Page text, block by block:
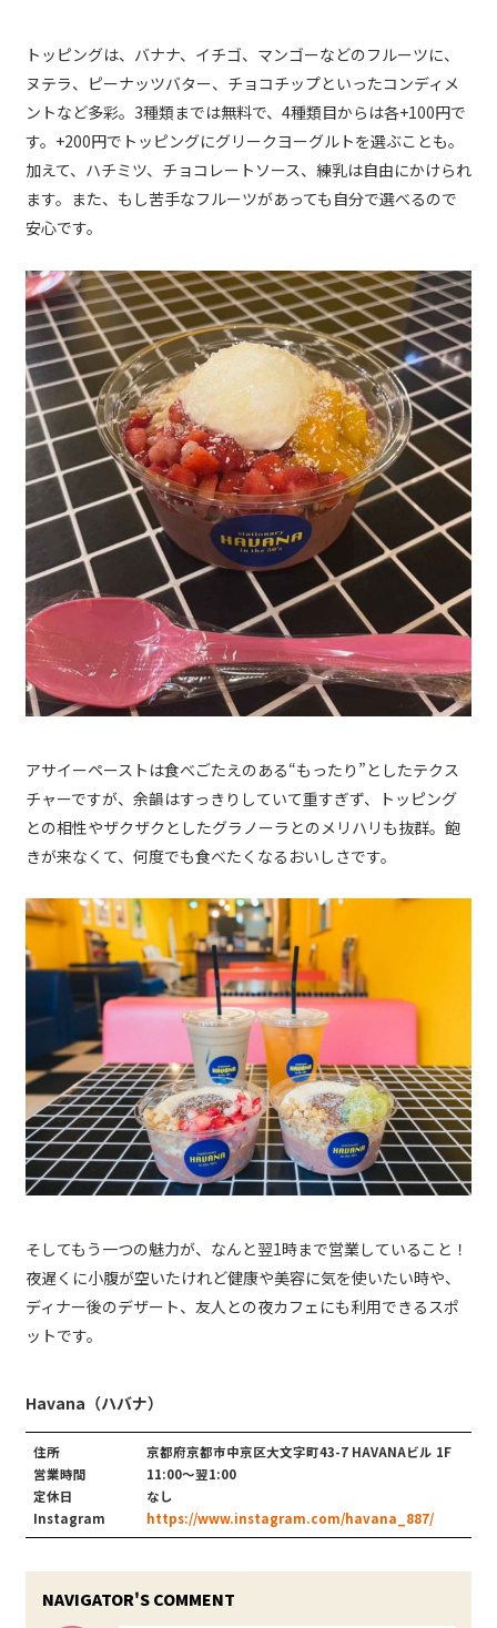
トッピングは、バナナ、イチゴ、マンゴーなどのフルーツに、
ヌテラ、ピーナッツバター、チョコチップといったコンディメ
ントなど多彩。3種類までは無料で、4種類目からは各+100円で
す。+200円でトッピングにグリークヨーグルトを選ぶことも。
加えて、ハチミツ、チョコレートソース、練乳は自由にかけられ
ます。また、もし苦手なフルーツがあっても自分で選べるので
安心です。
アサイーペーストは食べごたえのある“もったり”としたテクス
チャーですが、余韻はすっきりしていて重すぎず、トッピング
との相性やザクザクとしたグラノーラとのメリハリも抜群。飽
きが来なくて、何度でも食べたくなるおいしさです。
そしてもう一つの魅力が、なんと翌1時まで営業していること！
夜遅くに小腹が空いたけれど健康や美容に気を使いたい時や、
ディナー後のデザート、友人との夜カフェにも利用できるスポ
ットです。
Havana（ハバナ）
住所
京都府京都市中京区大文字町43-7 HAVANAビル 1F
営業時間
11:00～翌1:00
定休日
なし
Instagram
https://www.instagram.com/havana_887/